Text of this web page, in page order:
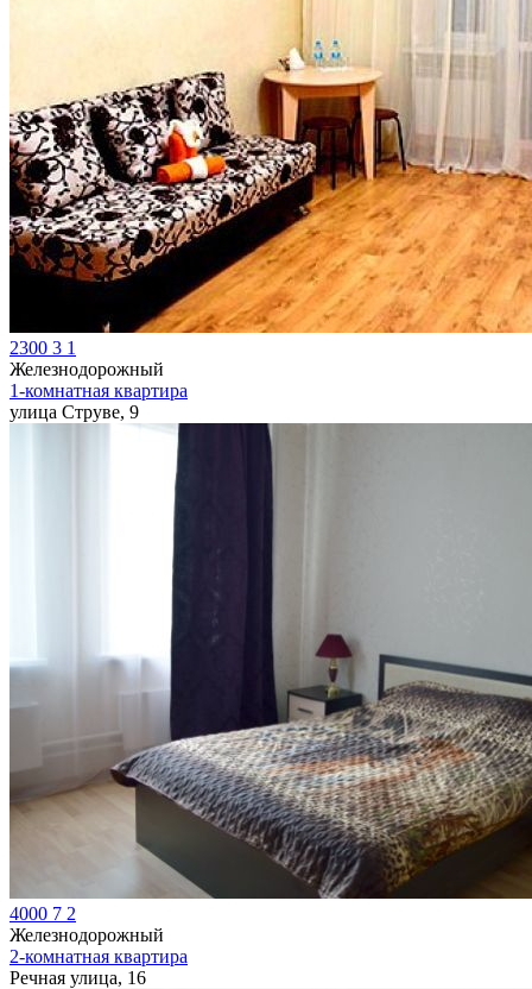
2300 3 1
Железнодорожный
1-комнатная квартира
улица Струве, 9
4000 7 2
Железнодорожный
2-комнатная квартира
Речная улица, 16